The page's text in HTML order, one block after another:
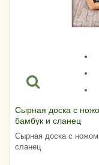
Сырная доска с
бамбук и сланец
Сырная доска с
сланец